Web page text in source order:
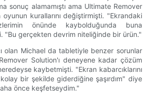
sonuç alamamıştı ama Ultimate Remover
kurallarını değiştirmişti. "Ekrandaki
önünde kaybolduğunda buna
"Bu gerçekten devrim niteliğinde bir ürün."
olan Michael da tabletiyle benzer sorunlar
Solution'ı deneyene kadar çözüm
kaybetmişti. "Ekran kabarcıklarını
bir şekilde giderdiğine şaşırdım" diye
önce keşfetseydim."